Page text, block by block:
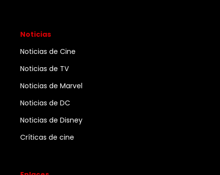
Noticias
Noticias de Cine
Noticias de TV
Noticias de Marvel
Noticias de DC
Noticias de Disney
Críticas de cine